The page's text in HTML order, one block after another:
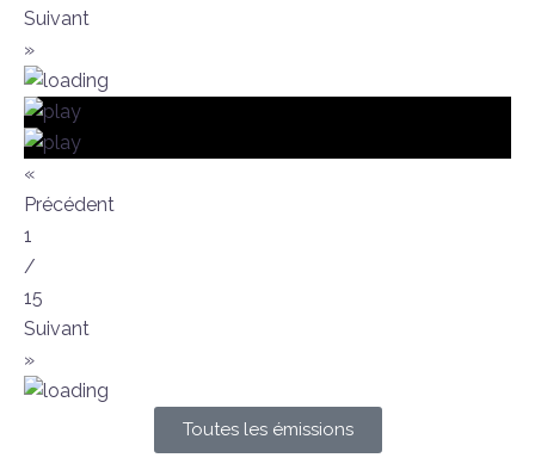
Suivant
»
«
Précédent
1
/
15
Suivant
»
Toutes les émissions